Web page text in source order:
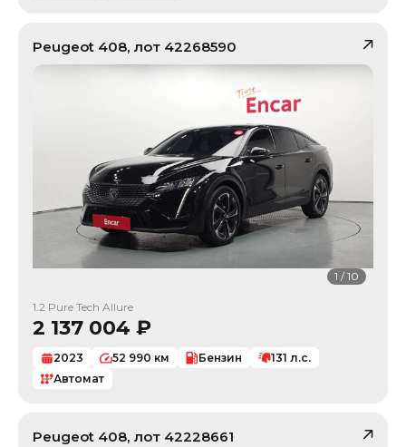
Peugeot 408, лот 42268590
1 /10
1.2 Pure Tech Allure
2 137 004 ₽
2023 52 990 км Бензин 131 л.с.
Автомат
Peugeot 408, лот 42228661